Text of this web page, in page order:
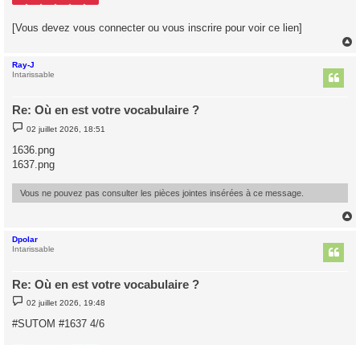
[Vous devez vous connecter ou vous inscrire pour voir ce lien]
Ray-J
Intarissable
Re: Où en est votre vocabulaire ?
M
e
s
s
a
e
02 juillet 2026, 18:51
1636.png
1637.png
Vous ne pouvez pas consulter les pièces jointes insérées à ce message.
Dpolar
Intarissable
Re: Où en est votre vocabulaire ?
M
e
s
s
02 juillet 2026, 19:48
#SUTOM #1637 4/6